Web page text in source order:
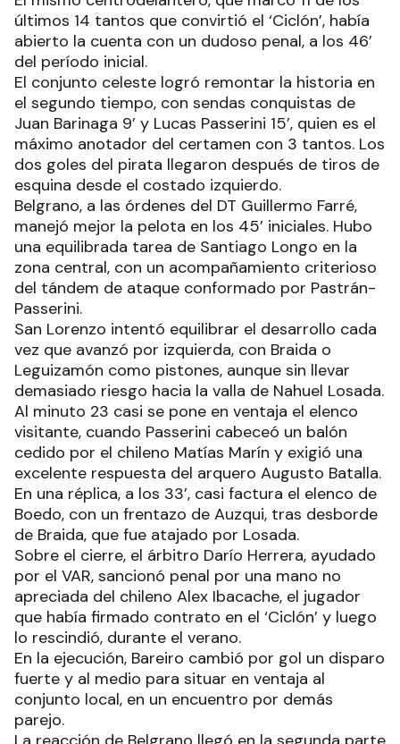
últimos 14 tantos que convirtió el ‘Ciclón’, había
abierto la cuenta con un dudoso penal, a los 46’
del período inicial.
El conjunto celeste logró remontar la historia en
el segundo tiempo, con sendas conquistas de
Juan Barinaga 9’ y Lucas Passerini 15’, quien es el
máximo anotador del certamen con 3 tantos. Los
dos goles del pirata llegaron después de tiros de
esquina desde el costado izquierdo.
Belgrano, a las órdenes del DT Guillermo Farré,
manejó mejor la pelota en los 45’ iniciales. Hubo
una equilibrada tarea de Santiago Longo en la
zona central, con un acompañamiento criterioso
del tándem de ataque conformado por Pastrán-
Passerini.
San Lorenzo intentó equilibrar el desarrollo cada
vez que avanzó por izquierda, con Braida o
Leguizamón como pistones, aunque sin llevar
demasiado riesgo hacia la valla de Nahuel Losada.
Al minuto 23 casi se pone en ventaja el elenco
visitante, cuando Passerini cabeceó un balón
cedido por el chileno Matías Marín y exigió una
excelente respuesta del arquero Augusto Batalla.
En una réplica, a los 33’, casi factura el elenco de
Boedo, con un frentazo de Auzqui, tras desborde
de Braida, que fue atajado por Losada.
Sobre el cierre, el árbitro Darío Herrera, ayudado
por el VAR, sancionó penal por una mano no
apreciada del chileno Alex Ibacache, el jugador
que había firmado contrato en el ‘Ciclón’ y luego
lo rescindió, durante el verano.
En la ejecución, Bareiro cambió por gol un disparo
fuerte y al medio para situar en ventaja al
conjunto local, en un encuentro por demás
parejo.